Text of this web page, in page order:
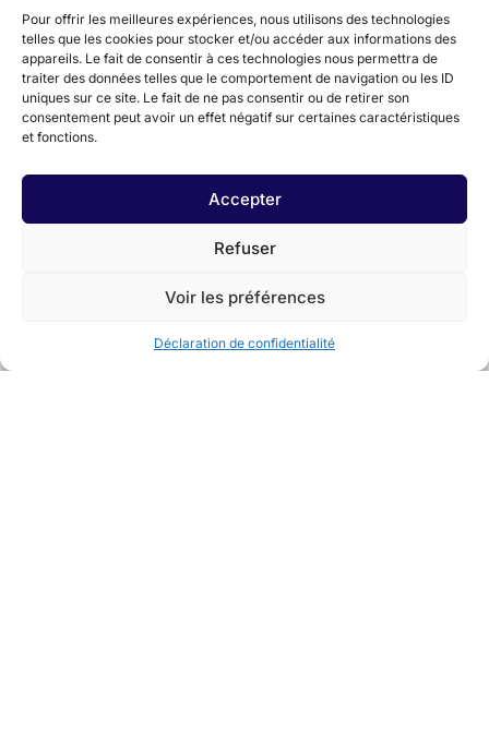
Pour offrir les meilleures expériences, nous utilisons des technologies
telles que les cookies pour stocker et/ou accéder aux informations des
appareils. Le fait de consentir à ces technologies nous permettra de
traiter des données telles que le comportement de navigation ou les ID
uniques sur ce site. Le fait de ne pas consentir ou de retirer son
consentement peut avoir un effet négatif sur certaines caractéristiques
et fonctions.
Accepter
Refuser
Voir les préférences
Déclaration de confidentialité